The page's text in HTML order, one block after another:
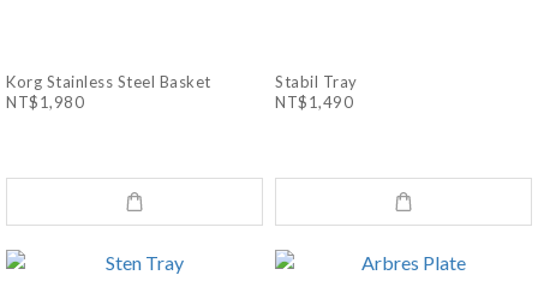
Korg Stainless Steel Basket
NT$1,980
Stabil Tray
NT$1,490